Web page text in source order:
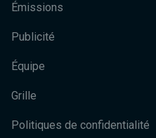
Émissions
Publicité
Équipe
Grille
Politiques de confidentialité